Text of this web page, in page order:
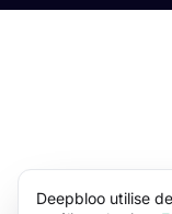
Deepbloo utilise